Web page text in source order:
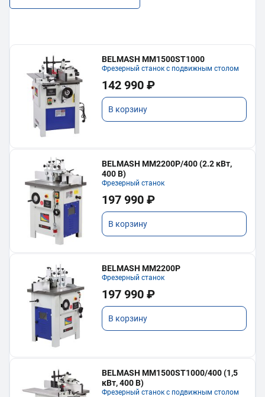
BELMASH MM1500ST1000
Фрезерный станок с подвижным столом
142 990 ₽
В корзину
BELMASH MM2200P/400 (2.2 кВт,
400 В)
Фрезерный станок
197 990 ₽
В корзину
BELMASH MM2200P
Фрезерный станок
197 990 ₽
В корзину
BELMASH MM1500ST1000/400 (1,5
кВт, 400 В)
Фрезерный станок с подвижным столом